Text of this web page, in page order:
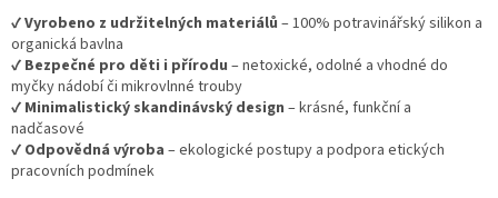
✔Vyrobeno z udržitelných materiálů – 100% potravinářský silikon a
organická bavlna
✔ Bezpečné pro děti i přírodu – netoxické, odolné a vhodné do
myčky nádobí či mikrovlnné trouby
✔ Minimalistický skandinávský design – krásné, funkční a
nadčasové
✔ Odpovědná výroba – ekologické postupy a podpora etických
pracovních podmínek